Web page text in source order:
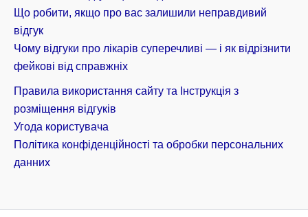
Що робити, якщо про вас залишили неправдивий
відгук
Чому відгуки про лікарів суперечливі — і як відрізнити
фейкові від справжніх
Правила використання сайту та Інструкція з
розміщення відгуків
Угода користувача
Політика конфіденційності та обробки персональних
данних